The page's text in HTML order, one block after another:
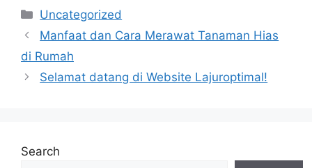
Categories
Uncategorized
Manfaat dan Cara Merawat Tanaman Hias
di Rumah
Selamat datang di Website Lajuroptimal!
Search